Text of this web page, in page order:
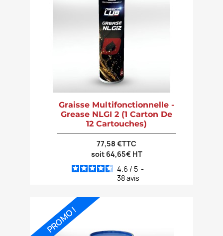
Graisse Multifonctionnelle -
Grease NLGI 2 (1 Carton De
12 Cartouches)
77,58 €TTC
soit 64,65€ HT
4.6 / 5 -
38avis
PROMO !